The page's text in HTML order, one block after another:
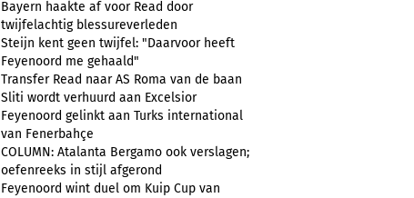
Bayern haakte af voor Read door
twijfelachtig blessureverleden
Steijn kent geen twijfel: "Daarvoor heeft
Feyenoord me gehaald"
Transfer Read naar AS Roma van de baan
Sliti wordt verhuurd aan Excelsior
Feyenoord gelinkt aan Turks international
van Fenerbahçe
COLUMN: Atalanta Bergamo ook verslagen;
oefenreeks in stijl afgerond
Feyenoord wint duel om Kuip Cup van